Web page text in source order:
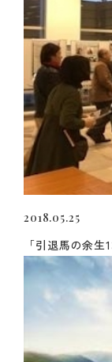
2018.05.25
「引退馬の余